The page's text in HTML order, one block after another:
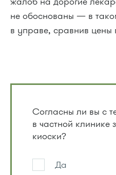
не обоснованы — в
в управе, сравнив цены
Согласны ли вы с
в частной клинике
киоски?
Да